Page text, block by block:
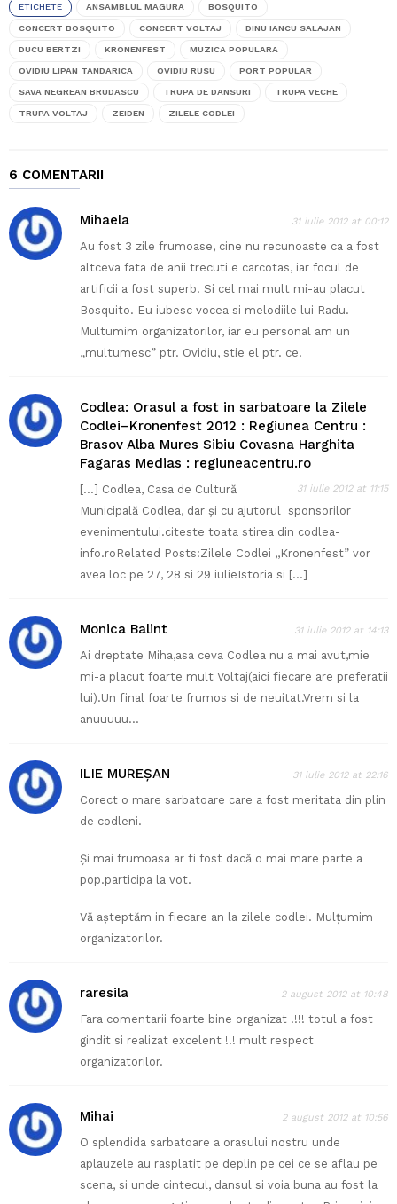
ETICHETE ANSAMBLUL MAGURA BOSQUITO
CONCERT BOSQUITO CONCERT VOLTAJ DINU IANCU SALAJAN
DUCU BERTZI KRONENFEST MUZICA POPULARA
OVIDIU LIPAN TANDARICA OVIDIU RUSU PORT POPULAR
SAVA NEGREAN BRUDASCU TRUPA DE DANSURI TRUPA VECHE
TRUPA VOLTAJ ZEIDEN ZILELE CODLEI
6 COMENTARII
Mihaela 31 iulie 2012 at 00:12
Au fost 3 zile frumoase, cine nu recunoaste ca a fost
altceva fata de anii trecuti e carcotas, iar focul de
artificii a fost superb. Si cel mai mult mi-au placut
Bosquito. Eu iubesc vocea si melodiile lui Radu.
Multumim organizatorilor, iar eu personal am un
„multumesc” ptr. Ovidiu, stie el ptr. ce!
Codlea: Orasul a fost in sarbatoare la Zilele
Codlei–Kronenfest 2012 : Regiunea Centru :
Brasov Alba Mures Sibiu Covasna Harghita
Fagaras Medias : regiuneacentru.ro
31 iulie 2012 at 11:15
[…] Codlea, Casa de Cultură
Municipală Codlea, dar și cu ajutorul sponsorilor
evenimentului.citeste toata stirea din codlea-
info.roRelated Posts:Zilele Codlei ,,Kronenfest” vor
avea loc pe 27, 28 si 29 iulieIstoria si […]
Monica Balint 31 iulie 2012 at 14:13
Ai dreptate Miha,asa ceva Codlea nu a mai avut,mie
mi-a placut foarte mult Voltaj(aici fiecare are preferatii
lui).Un final foarte frumos si de neuitat.Vrem si la
anuuuuu…
ILIE MUREȘAN 31 iulie 2012 at 22:16
Corect o mare sarbatoare care a fost meritata din plin
de codleni.
Și mai frumoasa ar fi fost dacă o mai mare parte a
pop.participa la vot.
Vă așteptăm in fiecare an la zilele codlei. Mulțumim
organizatorilor.
raresila 2 august 2012 at 10:48
Fara comentarii foarte bine organizat !!!! totul a fost
gindit si realizat excelent !!! mult respect
organizatorilor.
Mihai 2 august 2012 at 10:56
O splendida sarbatoare a orasului nostru unde
aplauzele au rasplatit pe deplin pe cei ce se aflau pe
scena, si unde cintecul, dansul si voia buna au fost la